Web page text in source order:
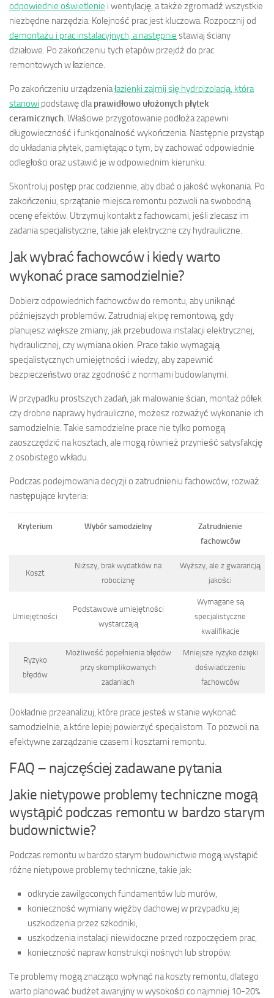
odpowiednie oświetlenie i wentylację, a także zgromadź wszystkie
niezbędne narzędzia. Kolejność prac jest kluczowa. Rozpocznij od
demontażu i prac instalacyjnych, a następnie stawiaj ściany
działowe. Po zakończeniu tych etapów przejdź do prac
remontowych w łazience.
Po zakończeniu urządzeniałazienki zajmij się hydroizolacją, która
stanowi podstawę dla prawidłowo ułożonych płytek
ceramicznych . Właściwe przygotowanie podłoża zapewni
długowieczność i funkcjonalność wykończenia. Następnie przystąp
do układania płytek, pamiętając o tym, by zachować odpowiednie
odległości oraz ustawić je w odpowiednim kierunku.
Skontroluj postęp prac codziennie, aby dbać o jakość wykonania. Po
zakończeniu, sprzątanie miejsca remontu pozwoli na swobodną
ocenę efektów. Utrzymuj kontakt z fachowcami, jeśli zlecasz im
zadania specjalistyczne, takie jak elektryczne czy hydrauliczne.
Jak wybrać fachowców i kiedy warto
wykonać prace samodzielnie?
Dobierz odpowiednich fachowców do remontu, aby uniknąć
późniejszych problemów. Zatrudniaj ekipę remontową, gdy
planujesz większe zmiany, jak przebudowa instalacji elektrycznej,
hydraulicznej, czy wymiana okien. Prace takie wymagają
specjalistycznych umiejętności i wiedzy, aby zapewnić
bezpieczeństwo oraz zgodność z normami budowlanymi.
W przypadku prostszych zadań, jak malowanie ścian, montaż półek
czy drobne naprawy hydrauliczne, możesz rozważyć wykonanie ich
samodzielnie. Takie samodzielne prace nie tylko pomogą
zaoszczędzić na kosztach, ale mogą również przynieść satysfakcję
z osobistego wkładu.
Podczas podejmowania decyzji o zatrudnieniu fachowców, rozważ
następujące kryteria:
Kryterium Wybór samodzielny
Zatrudnienie
fachowców
Koszt
Niższy, brak wydatków na
robociznę
Wyższy, ale z gwarancją
jakości
Umiejętności
Podstawowe umiejętności
wystarczają
Wymagane są
specjalistyczne
kwalifikacje
Ryzyko
błędów
Możliwość popełnienia błędów
przy skomplikowanych
zadaniach
Mniejsze ryzyko dzięki
doświadczeniu
fachowców
Dokładnie przeanalizuj, które prace jesteś w stanie wykonać
samodzielnie, a które lepiej powierzyć specjalistom. To pozwoli na
efektywne zarządzanie czasem i kosztami remontu.
FAQ – najczęściej zadawane pytania
Jakie nietypowe problemy techniczne mogą
wystąpić podczas remontu w bardzo starym
budownictwie?
Podczas remontu w bardzo starym budownictwie mogą wystąpić
różne nietypowe problemy techniczne, takie jak:
odkrycie zawilgoconych fundamentów lub murów,
konieczność wymiany więźby dachowej w przypadku jej
uszkodzenia przez szkodniki,
uszkodzenia instalacji niewidoczne przed rozpoczęciem prac,
konieczność napraw konstrukcji nośnych lub stropów.
Te problemy mogą znacząco wpłynąć na koszty remontu, dlatego
warto planować budżet awaryjny w wysokości co najmniej 10-20%